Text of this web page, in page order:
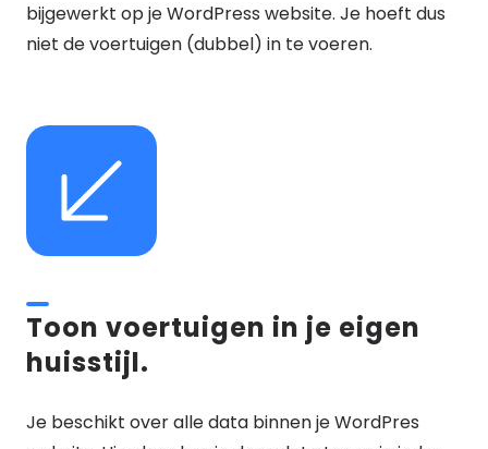
bijgewerkt op je WordPress website. Je hoeft dus
niet de voertuigen (dubbel) in te voeren.
Toon voertuigen in je eigen
huisstijl.
Je beschikt over alle data binnen je WordPres